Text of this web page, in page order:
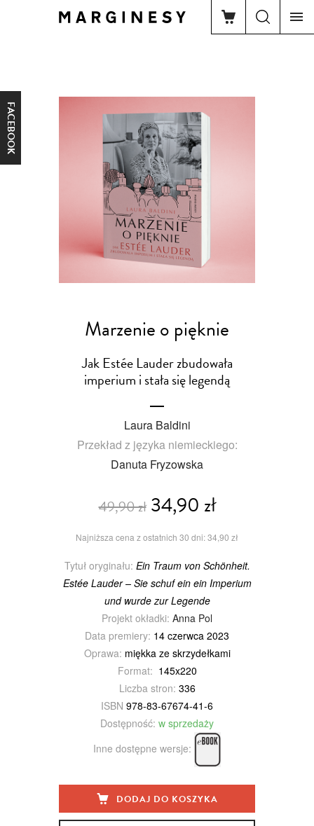
FACEBOOK
Marzenie o pięknie
Jak Estée Lauder zbudowała
imperium i stała się legendą
Laura Baldini
Przekład z języka niemieckiego:
Danuta Fryzowska
49,90 zł34,90 zł
Najniższa cena z ostatnich 30 dni: 34,90 zł
Tytuł oryginału: Ein Traum von Schönheit.
Estée Lauder – Sie schuf ein ein Imperium
und wurde zur Legende
Projekt okładki: Anna Pol
Data premiery: 14 czerwca 2023
Oprawa: miękka ze skrzydełkami
Format: 145x220
Liczba stron: 336
ISBN 978-83-67674-41-6
Dostępność: w sprzedaży
Inne dostępne wersje:
DODAJ DO KOSZYKA